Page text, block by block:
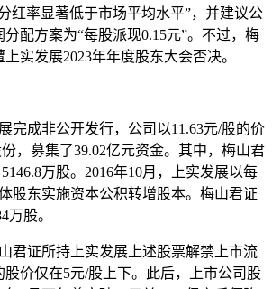
红率显著低于市场平均水平”，并建议公
分配方案为“每股派现0.15元”。不过，梅
实发展2023年年度股东大会否决。
完成非公开发行，公司以11.63元/股的价
，募集了39.02亿元资金。 其中，梅山君
万股。2016年10月，上实发展以每
股东实施资本公积转增股本。梅山君证
万股。
君证所持上实发展上述股票解禁上市流
价仅在5元/股上下。此后，上市公司股